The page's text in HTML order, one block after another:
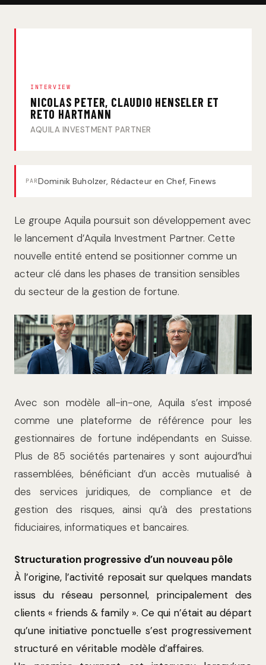
INTERVIEW
NICOLAS PETER, CLAUDIO HENSELER ET
RETO HARTMANN
AQUILA INVESTMENT PARTNER
PARDominik Buholzer, Rédacteur en Chef, Finews
Le groupe Aquila poursuit son développement avec
le lancement d’Aquila Investment Partner. Cette
nouvelle entité entend se positionner comme un
acteur clé dans les phases de transition sensibles
du secteur de la gestion de fortune.
Avec son modèle all-in-one, Aquila s’est imposé
comme une plateforme de référence pour les
gestionnaires de fortune indépendants en Suisse.
Plus de 85 sociétés partenaires y sont aujourd’hui
rassemblées, bénéficiant d’un accès mutualisé à
des services juridiques, de compliance et de
gestion des risques, ainsi qu’à des prestations
fiduciaires, informatiques et bancaires.
Structuration progressive d’un nouveau pôle
À l’origine, l’activité reposait sur quelques mandats
issus du réseau personnel, principalement des
clients « friends & family ». Ce qui n’était au départ
qu’une initiative ponctuelle s’est progressivement
structuré en véritable modèle d’affaires.